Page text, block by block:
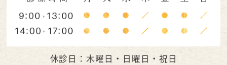
休診日：木曜日・日曜日・祝日